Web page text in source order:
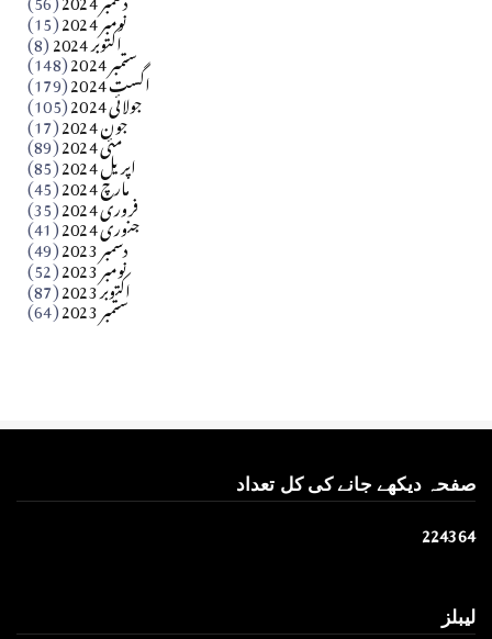
آزاد کشمیر جیسے احتجاج کی ضرورت ہے؟ از،،، ظہیرالدین
نومبر 2024 (15) اکتوبر 2024 (8) ستمبر 2024 (148) اگست 2024 (179) جولائی 2024 (105) جون 2024 (17) مئی 2024 (89) اپریل 2024 (85) مارچ 2024 (45) فروری 2024 (35) جنوری 2024 (41) دسمبر 2023 (49) نومبر 2023 (52) اکتوبر 2023 (87) ستمبر 2023 (64)
صفحہ دیکھے جانے کی کل تعداد
224364
لیبلز